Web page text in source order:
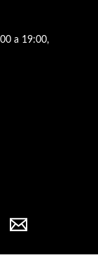
a 19:00,